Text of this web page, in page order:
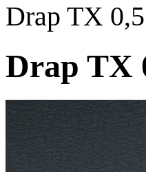
Drap TX 0,5
Drap TX